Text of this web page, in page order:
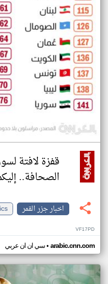
قفزة لافتة
الصحافة..
اخبار جزر القمر
VF17PD
سي ان ان عربي• arabic.cnn.com